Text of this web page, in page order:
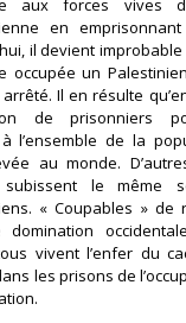
aux forces vives
en
il devient
occupée un
Il en résulte
de prisonniers
l’ensemble de la
au monde.
subissent le même
« Coupables » de
vivent l’enfer du
les prisons de